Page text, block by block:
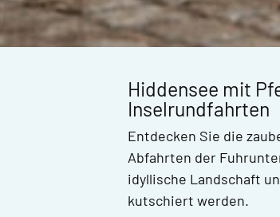
Hiddensee mit
Inselrundfahrten
Entdecken Sie die
Abfahrten der
idyllische Landschaft
kutschiert werden.